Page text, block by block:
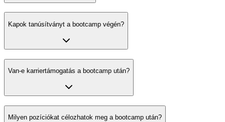
Kapok tanúsítványt a bootcamp végén?
Van-e karriertámogatás a bootcamp után?
Milyen pozíciókat célozhatok meg a bootcamp után?